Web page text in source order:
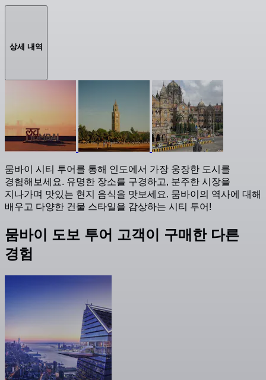
상세 내역
뭄바이 시티 투어를 통해 인도에서 가장 웅장한 도시를
경험해보세요. 유명한 장소를 구경하고, 분주한 시장을
지나가며 맛있는 현지 음식을 맛보세요. 뭄바이의 역사에 대해
배우고 다양한 건물 스타일을 감상하는 시티 투어!
뭄바이 도보 투어 고객이 구매한 다른
경험